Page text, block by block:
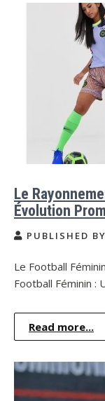
Le
Évolution
PUBLISHED
Le Football
Football Féminin :
Read more...